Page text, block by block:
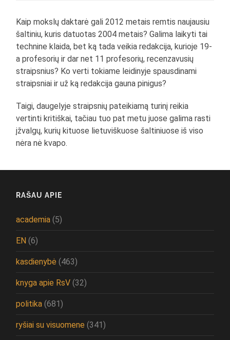
Kaip mokslų daktarė gali 2012 metais remtis naujausiu
šaltiniu, kuris datuotas 2004 metais? Galima laikyti tai
technine klaida, bet ką tada veikia redakcija, kurioje 19-
a profesorių ir dar net 11 profesorių, recenzavusių
straipsnius? Ko verti tokiame leidinyje spausdinami
straipsniai ir už ką redakcija gauna pinigus?
Taigi, daugelyje straipsnių pateikiamą turinį reikia
vertinti kritiškai, tačiau tuo pat metu juose galima rasti
įžvalgų, kurių kituose lietuviškuose šaltiniuose iš viso
nėra nė kvapo.
RAŠAU APIE
academia (5)
EN (6)
kasdienybė (463)
knyga apie RsV (32)
politika (681)
ryšiai su visuomene (341)